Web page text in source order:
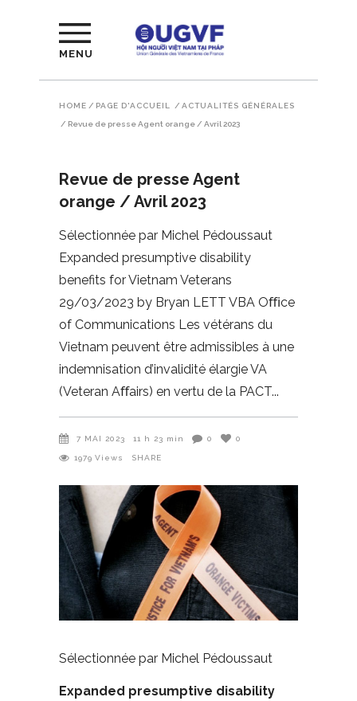
MENU
HOME / PAGE D'ACCUEIL / ACTUALITÉS GÉNÉRALES
/ Revue de presse Agent orange / Avril 2023
Revue de presse Agent
orange / Avril 2023
Sélectionnée par Michel Pédoussaut
Expanded presumptive disability
benefits for Vietnam Veterans
29/03/2023 by Bryan LETT VBA Oﬃce
of Communications Les vétérans du
Vietnam peuvent être admissibles à une
indemnisation d’invalidité élargie VA
(Veteran Aﬀairs) en vertu de la PACT
7 MAI 2023 11 h 23 min 0 0
1979 Views SHARE
Sélectionnée par Michel Pédoussaut
Expanded presumptive disability